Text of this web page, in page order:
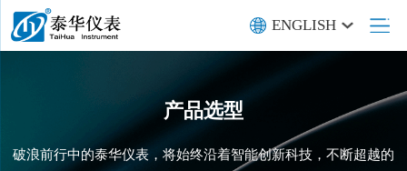
ENGLISH
产品选型
破浪前行中的泰华仪表，将始终沿着智能创新科技，不断超越的